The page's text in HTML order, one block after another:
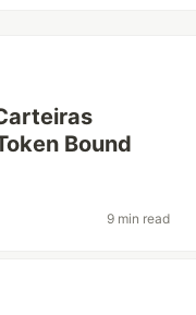
Bound
9 min read